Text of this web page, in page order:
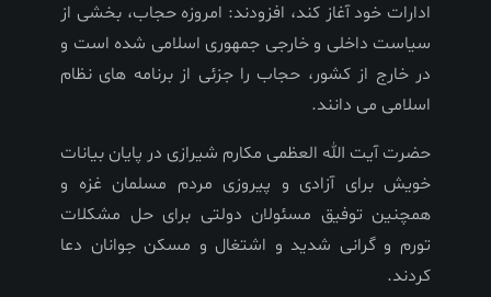
ادارات خود آغاز کند، افزودند: امروزه حجاب، بخشی از
سیاست داخلی و خارجی جمهوری اسلامی شده است و
در خارج از کشور، حجاب را جزئی از برنامه های نظام
اسلامی می دانند.
حضرت آیت الله العظمی مکارم شیرازی در پایان بیانات
خویش برای آزادی و پیروزی مردم مسلمان غزه و
همچنین توفیق مسئولان دولتی برای حل مشکلات
تورم و گرانی شدید و اشتغال و مسکن جوانان دعا
کردند.